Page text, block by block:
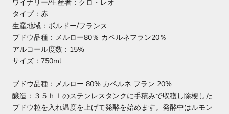
ワイナリー/生産者：クロ・レオ
タイプ：赤
生産地域：ボルドー/フランス
ブドウ品種：メルロー80％ カベルネフラン20％
アルコール度数：15%
サイズ：750ml
ブドウ品種：メルロー 80% カベルネ フラン 20%
醸造：３５ｈｌのステンレスタンクに手積みで収穫し除梗した
ブドウ粒を入れ温度を上げて発酵を始めます。発酵中はルモン